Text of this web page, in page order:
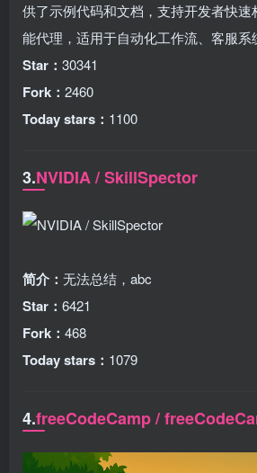
供了示例代码和文档，支持开发者快速
能代理，适用于自动化工作流、客服系
Star： 30341
Fork： 2460
Today stars： 1100
3.NVIDIA / SkillSpector
简介： 无法总结，abc
Star： 6421
Fork： 468
Today stars： 1079
4.freeCodeCamp /